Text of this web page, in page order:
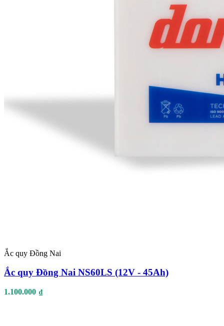
Ắc quy Đồng Nai
Ắc quy Đồng Nai NS60LS (12V - 45Ah)
1.100.000 ₫